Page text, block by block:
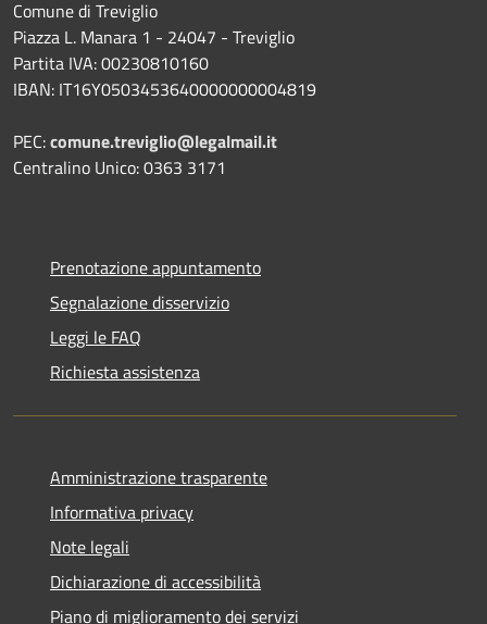
Comune di Treviglio
Piazza L. Manara 1 - 24047 - Treviglio
Partita IVA: 00230810160
IBAN: IT16Y0503453640000000004819
PEC:comune.treviglio@legalmail.it
Centralino Unico: 0363 3171
Prenotazione appuntamento
Segnalazione disservizio
Leggi le FAQ
Richiesta assistenza
Amministrazione trasparente
Informativa privacy
Note legali
Dichiarazione di accessibilità
Piano di miglioramento dei servizi